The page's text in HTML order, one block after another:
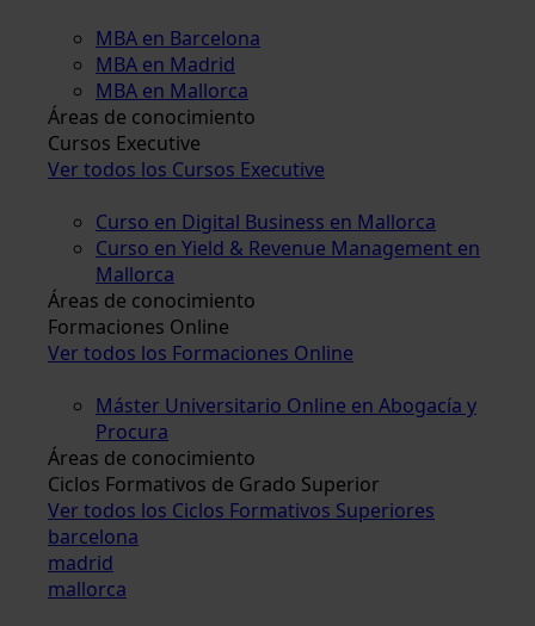
MBA en Barcelona
MBA en Madrid
MBA en Mallorca
Áreas de conocimiento
Cursos Executive
Ver todos los Cursos Executive
Curso en Digital Business en Mallorca
Curso en Yield & Revenue Management en
Mallorca
Áreas de conocimiento
Formaciones Online
Ver todos los Formaciones Online
Máster Universitario Online en Abogacía y
Procura
Áreas de conocimiento
Ciclos Formativos de Grado Superior
Ver todos los Ciclos Formativos Superiores
barcelona
madrid
mallorca